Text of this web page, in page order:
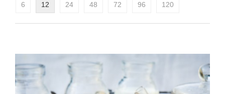
6 12 24 48 72 96 120